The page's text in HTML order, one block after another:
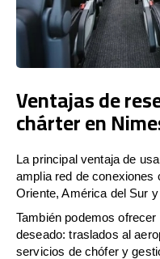
Ventajas de
chárter en
La principal ventaja de
amplia red de conexiones
Oriente, América del Sur
También podemos
deseado: traslados al
servicios de chófer y